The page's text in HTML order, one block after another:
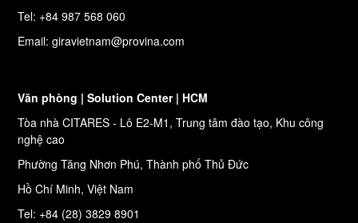
Tel: +84 987 568 060
Email: giravietnam@provina.com
Văn phòng | Solution Center | HCM
Tòa nhà CITARES - Lô E2-M1, Trung tâm đào tạo, Khu công
nghệ cao
Phường Tăng Nhơn Phú, Thành phố Thủ Đức
Hồ Chí Minh, Việt Nam
Tel: +84 (28) 3829 8901